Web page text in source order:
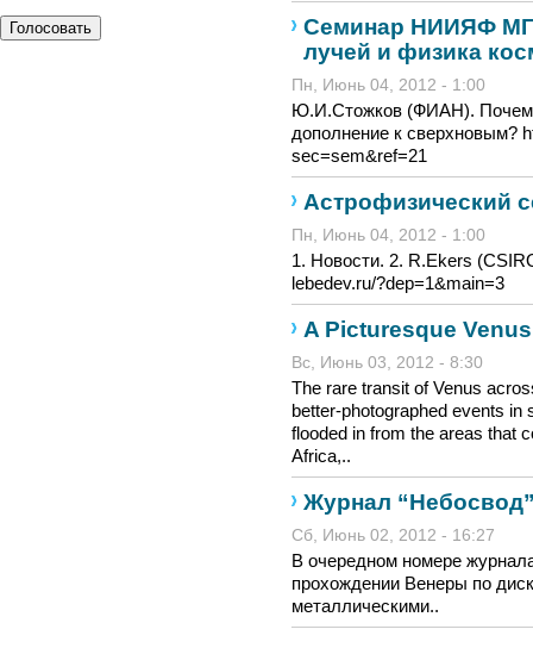
Семинар НИИЯФ
лучей и физика
Пн, Июнь 04, 2012 - 1:00
Ю.И.Стожков (ФИАН).
дополнение к сверхновым?
sec=sem&ref=21
Астрофизический
Пн, Июнь 04, 2012 - 1:00
1. Новости. 2. R.Ekers
lebedev.ru/?dep=1&main=3
A Picturesque
Вс, Июнь 03, 2012 - 8:30
The rare transit of Venus
better-photographed events
flooded in from the areas that
Africa,..
Журнал
Сб, Июнь 02, 2012 - 16:27
В очередном номере
прохождении Венеры по
металлическими..